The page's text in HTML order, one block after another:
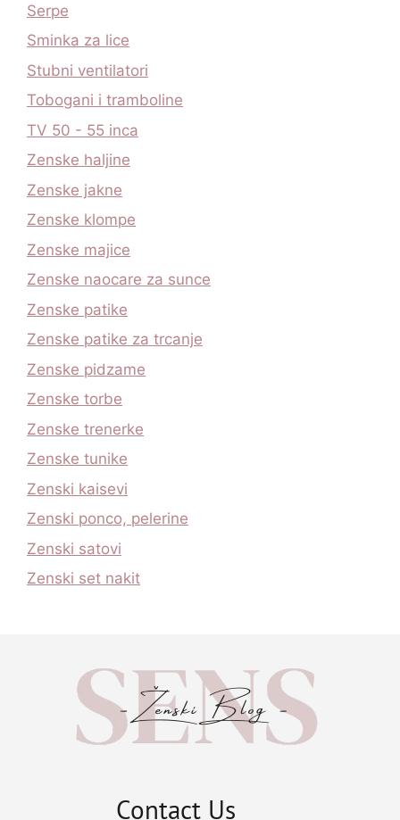
Serpe
Sminka za lice
Stubni ventilatori
Tobogani i tramboline
TV 50 - 55 inca
Zenske haljine
Zenske jakne
Zenske klompe
Zenske majice
Zenske naocare za sunce
Zenske patike
Zenske patike za trcanje
Zenske pidzame
Zenske torbe
Zenske trenerke
Zenske tunike
Zenski kaisevi
Zenski ponco, pelerine
Zenski satovi
Zenski set nakit
Contact Us